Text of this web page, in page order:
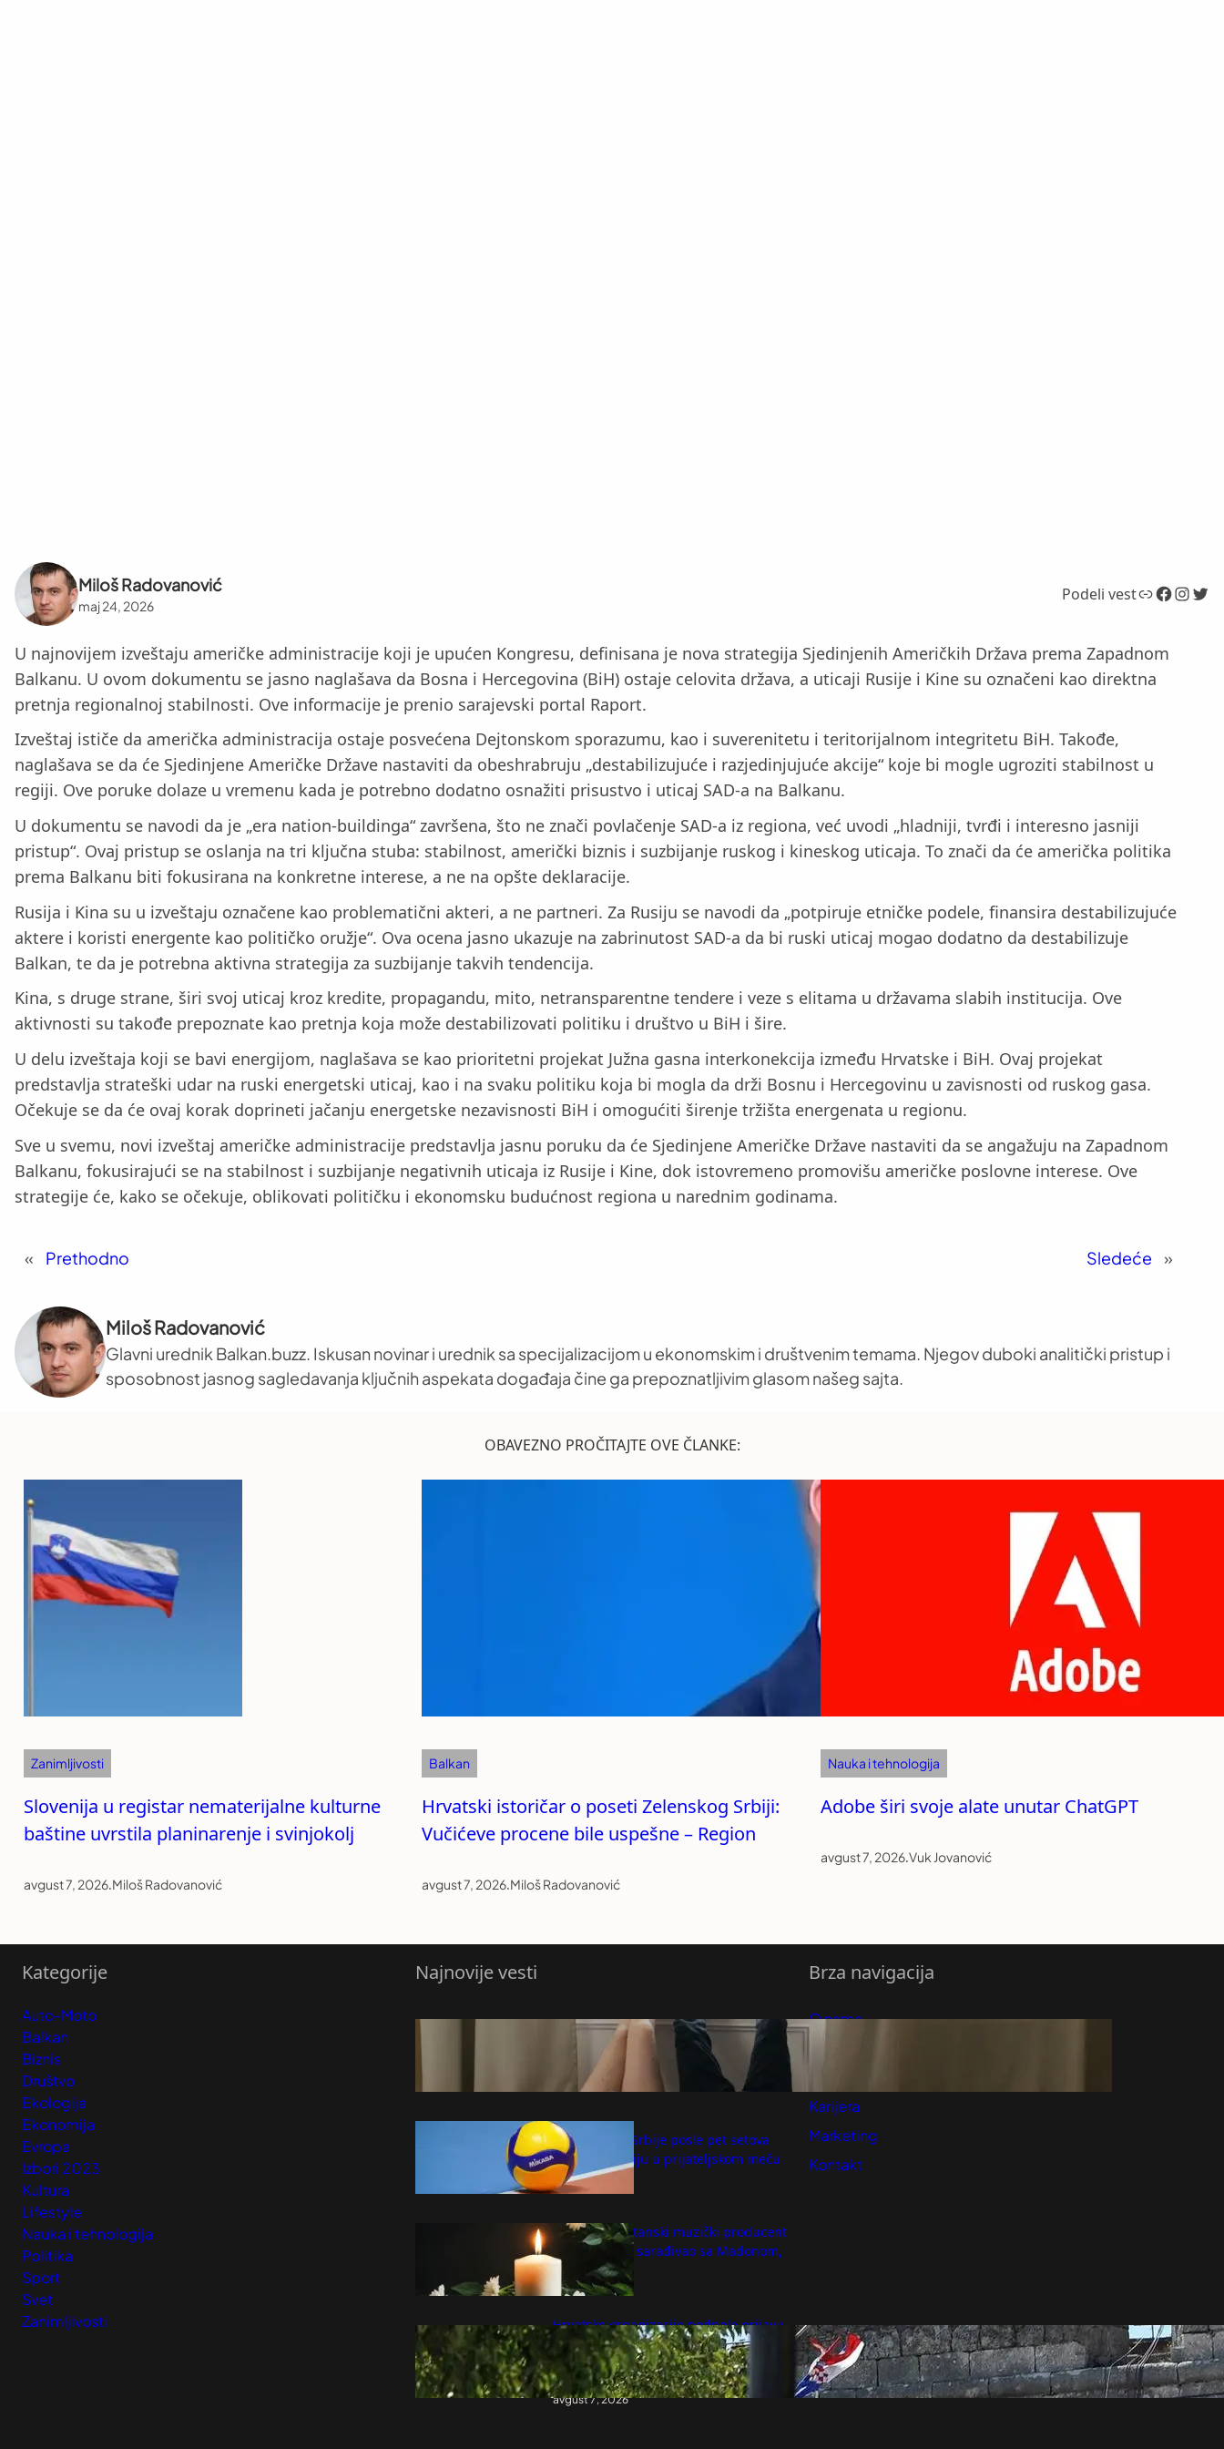
Miloš Radovanović
maj 24, 2026
Podeli vestLink Facebook InstagramTwitter
U najnovijem izveštaju američke administracije koji je upućen Kongresu, definisana je nova strategija Sjedinjenih Američkih Država prema Zapadnom
Balkanu. U ovom dokumentu se jasno naglašava da Bosna i Hercegovina (BiH) ostaje celovita država, a uticaji Rusije i Kine su označeni kao direktna
pretnja regionalnoj stabilnosti. Ove informacije je prenio sarajevski portal Raport.
Izveštaj ističe da američka administracija ostaje posvećena Dejtonskom sporazumu, kao i suverenitetu i teritorijalnom integritetu BiH. Takođe,
naglašava se da će Sjedinjene Američke Države nastaviti da obeshrabruju „destabilizujuće i razjedinjujuće akcije“ koje bi mogle ugroziti stabilnost u
regiji. Ove poruke dolaze u vremenu kada je potrebno dodatno osnažiti prisustvo i uticaj SAD-a na Balkanu.
U dokumentu se navodi da je „era nation-buildinga“ završena, što ne znači povlačenje SAD-a iz regiona, već uvodi „hladniji, tvrđi i interesno jasniji
pristup“. Ovaj pristup se oslanja na tri ključna stuba: stabilnost, američki biznis i suzbijanje ruskog i kineskog uticaja. To znači da će američka politika
prema Balkanu biti fokusirana na konkretne interese, a ne na opšte deklaracije.
Rusija i Kina su u izveštaju označene kao problematični akteri, a ne partneri. Za Rusiju se navodi da „potpiruje etničke podele, finansira destabilizujuće
aktere i koristi energente kao političko oružje“. Ova ocena jasno ukazuje na zabrinutost SAD-a da bi ruski uticaj mogao dodatno da destabilizuje
Balkan, te da je potrebna aktivna strategija za suzbijanje takvih tendencija.
Kina, s druge strane, širi svoj uticaj kroz kredite, propagandu, mito, netransparentne tendere i veze s elitama u državama slabih institucija. Ove
aktivnosti su takođe prepoznate kao pretnja koja može destabilizovati politiku i društvo u BiH i šire.
U delu izveštaja koji se bavi energijom, naglašava se kao prioritetni projekat Južna gasna interkonekcija između Hrvatske i BiH. Ovaj projekat
predstavlja strateški udar na ruski energetski uticaj, kao i na svaku politiku koja bi mogla da drži Bosnu i Hercegovinu u zavisnosti od ruskog gasa.
Očekuje se da će ovaj korak doprineti jačanju energetske nezavisnosti BiH i omogućiti širenje tržišta energenata u regionu.
Sve u svemu, novi izveštaj američke administracije predstavlja jasnu poruku da će Sjedinjene Američke Države nastaviti da se angažuju na Zapadnom
Balkanu, fokusirajući se na stabilnost i suzbijanje negativnih uticaja iz Rusije i Kine, dok istovremeno promovišu američke poslovne interese. Ove
strategije će, kako se očekuje, oblikovati političku i ekonomsku budućnost regiona u narednim godinama.
« Prethodno Sledeće »
Miloš Radovanović
Glavni urednik Balkan.buzz. Iskusan novinar i urednik sa specijalizacijom u ekonomskim i društvenim temama. Njegov duboki analitički pristup i
sposobnost jasnog sagledavanja ključnih aspekata događaja čine ga prepoznatljivim glasom našeg sajta.
OBAVEZNO PROČITAJTE OVE ČLANKE:
Zanimljivosti
Slovenija u registar nematerijalne kulturne
baštine uvrstila planinarenje i svinjokolj
avgust 7, 2026.Miloš Radovanović
Balkan
Hrvatski istoričar o poseti Zelenskog Srbiji:
Vučićeve procene bile uspešne – Region
avgust 7, 2026.Miloš Radovanović
Nauka i tehnologija
Adobe širi svoje alate unutar ChatGPT
avgust 7, 2026.Vuk Jovanović
Kategorije
Auto-Moto
Balkan
Biznis
Društvo
Ekologija
Ekonomija
Evropa
Izbori 2023
Kultura
Lifestyle
Nauka i tehnologija
Politika
Sport
Svet
Zanimljivosti
Najnovije vesti
O ovoj temi mnogi parovi ne govore:
Iskren razgovor o intimnom životu jača
vezu i donosi veću bliskost
avgust 7, 2026
Odbojkašice Srbije posle pet setova
pobedile Rusiju u prijateljskom meču
avgust 7, 2026
Preminuo britanski muzički producent
Vilijam Orbit, sarađivao sa Madonom,
Britni Spirs
avgust 7, 2026
Hrvatske organizacije podnele prijavu
zbog ustaških poruka i simbola tokom
obeležavanja godišnjice Oluje u Kninu –
Region
avgust 7, 2026
Brza navigacija
O nama
Karijera
Marketing
Kontakt